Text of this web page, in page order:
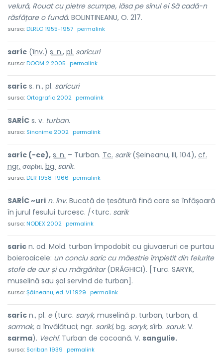
velură, Rouat cu pietre scumpe, lăsa pe sînul ei Să cadă-n
răsfățare o fundă. BOLINTINEANU, O. 217.
sursa:DLRLC 1955-1957 permalink
saríc (înv.) s. n., pl. sarícuri
sursa:DOOM 2 2005 permalink
saríc s. n., pl. sarícuri
sursa: Ortografic 2002 permalink
SARÍC s. v. turban.
sursa: Sinonime 2002 permalink
saríc (-ce), s. n. – Turban. Tc. sarik(Șeineanu, III, 104), cf.
ngr. σαρίϰι, bg. sarik.
sursa:DER 1958-1966 permalink
SARÍC ~uri n. înv. Bucată de țesătură fină care se înfășoară
în jurul fesului turcesc. /<turc. sarik
sursa:NODEX 2002 permalink
saric n. od. Mold. turban împodobit cu giuvaeruri ce purtau
boieroaicele: un conciu saric cu măestrie împletit din felurite
stofe de aur și cu mărgăritar(DRĂGHICI). [Turc. SARYK,
muselină sau șal servind de turban].
sursa:Șăineanu, ed. VI 1929 permalink
saríc n., pl. e(turc. saryk, muselină p. turban, turban, d.
sarmak, a învălătuci; ngr. sariki, bg. saryk, sîrb. saruk. V.
sarma). Vechĭ. Turban de cocoană. V. sangulie.
sursa: Scriban 1939 permalink